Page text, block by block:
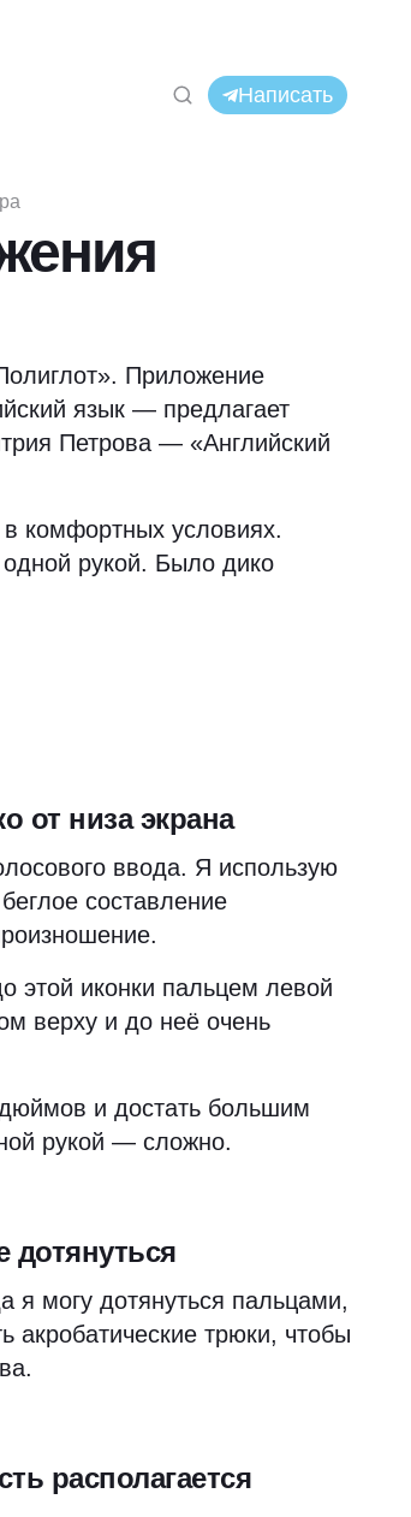
Написать
Приложение
язык — предлагает
Петрова — «Английский
комфортных условиях.
рукой. Было дико
от низа экрана
ввода. Я использую
составление
этой иконки пальцем левой
верху и до неё очень
и достать большим
рукой — сложно.
дотянуться
я могу дотянуться пальцами,
трюки, чтобы
располагается